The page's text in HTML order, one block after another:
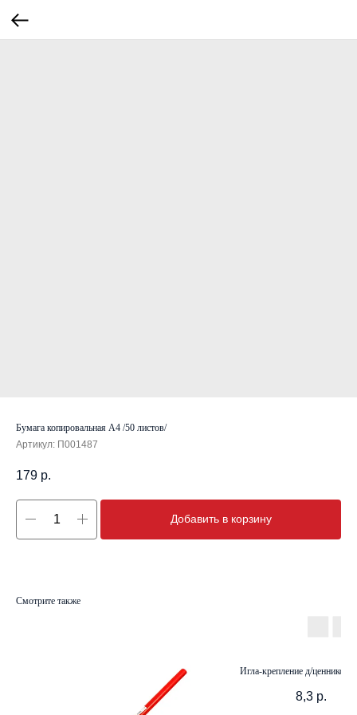
Бумага копировальная А4 /50 листов/
Артикул: П001487
179 р.
Добавить в корзину
Смотрите также
Игла-крепление д/ценников
8,3 р.